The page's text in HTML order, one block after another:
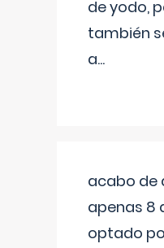
de yodo,
también
a...
acabo de
apenas 8
optado